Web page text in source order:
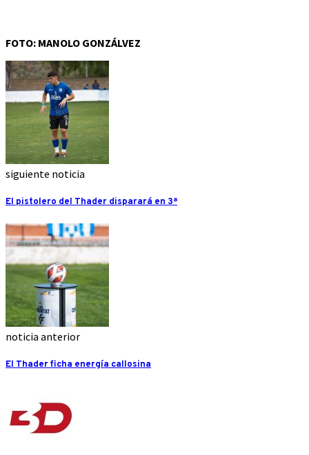
FOTO: MANOLO GONZÁLVEZ
siguiente noticia
El pistolero del Thader disparará en 3ª
noticia anterior
El Thader ficha energía callosina